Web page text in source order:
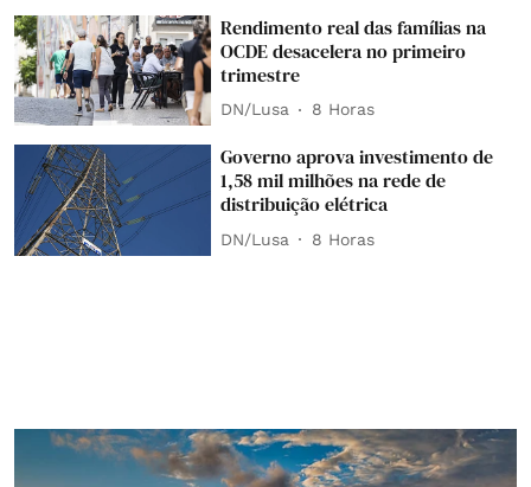
Rendimento real das famílias na
OCDE desacelera no primeiro
trimestre
DN/Lusa 8 Horas
Governo aprova investimento de
1,58 mil milhões na rede de
distribuição elétrica
DN/Lusa 8 Horas